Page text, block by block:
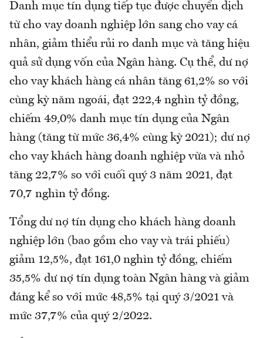
Danh mục tín dụng tiếp tục được chuyển dịch
từ cho vay doanh nghiệp lớn sang cho vay cá
nhân, giảm thiểu rủi ro danh mục và tăng hiệu
quả sử dụng vốn của Ngân hàng. Cụ thể, dư nợ
cho vay khách hàng cá nhân tăng 61,2% so với
cùng kỳ năm ngoái, đạt 222,4 nghìn tỷ đồng,
chiếm 49,0% danh mục tín dụng của Ngân
hàng (tăng từ mức 36,4% cùng kỳ 2021); dư nợ
cho vay khách hàng doanh nghiệp vừa và nhỏ
tăng 22,7% so với cuối quý 3 năm 2021, đạt
70,7 nghìn tỷ đồng.
Tổng dư nợ tín dụng cho khách hàng doanh
nghiệp lớn (bao gồm cho vay và trái phiếu)
giảm 12,5%, đạt 161,0 nghìn tỷ đồng, chiếm
35,5% dư nợ tín dụng toàn Ngân hàng và giảm
đáng kể so với mức 48,5% tại quý 3/2021 và
mức 37,7% của quý 2/2022.